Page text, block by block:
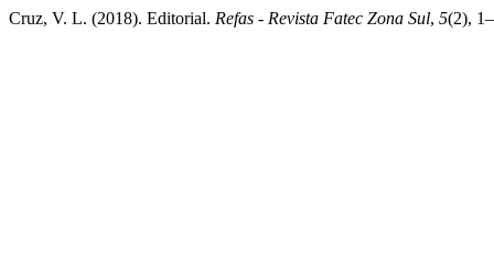
Cruz, V. L. (2018). Editorial. Refas - Revista Fatec Zona Sul, 5(2),